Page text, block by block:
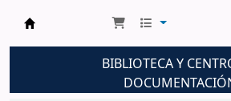
Biblioteca UNM
BIBLIOTECA Y